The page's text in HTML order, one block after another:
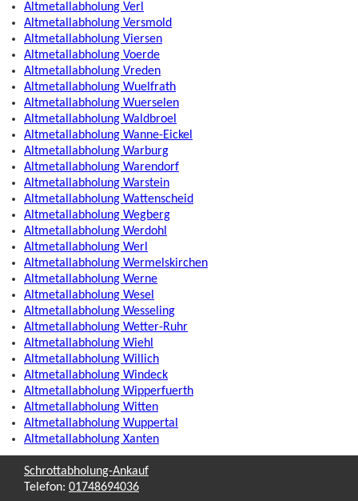
Altmetallabholung Verl
Altmetallabholung Versmold
Altmetallabholung Viersen
Altmetallabholung Voerde
Altmetallabholung Vreden
Altmetallabholung Wuelfrath
Altmetallabholung Wuerselen
Altmetallabholung Waldbroel
Altmetallabholung Wanne-Eickel
Altmetallabholung Warburg
Altmetallabholung Warendorf
Altmetallabholung Warstein
Altmetallabholung Wattenscheid
Altmetallabholung Wegberg
Altmetallabholung Werdohl
Altmetallabholung Werl
Altmetallabholung Wermelskirchen
Altmetallabholung Werne
Altmetallabholung Wesel
Altmetallabholung Wesseling
Altmetallabholung Wetter-Ruhr
Altmetallabholung Wiehl
Altmetallabholung Willich
Altmetallabholung Windeck
Altmetallabholung Wipperfuerth
Altmetallabholung Witten
Altmetallabholung Wuppertal
Altmetallabholung Xanten
Schrottabholung-Ankauf
Telefon: 01748694036